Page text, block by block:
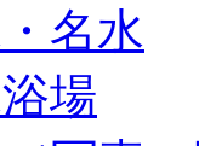
名水
場